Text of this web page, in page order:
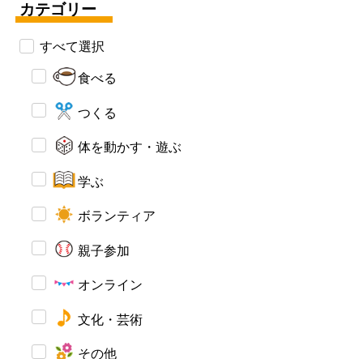
カテゴリー
すべて選択
食べる
つくる
体を動かす・遊ぶ
学ぶ
ボランティア
親子参加
オンライン
文化・芸術
その他